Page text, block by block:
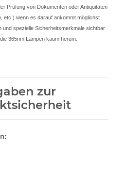
Prüfung von Dokumenten oder Antiquitäten
etc.) wenn es darauf ankommt möglichst
und spezielle Sicherheitsmerkmale sichtbar
365nm Lampen kaum herum.
zur